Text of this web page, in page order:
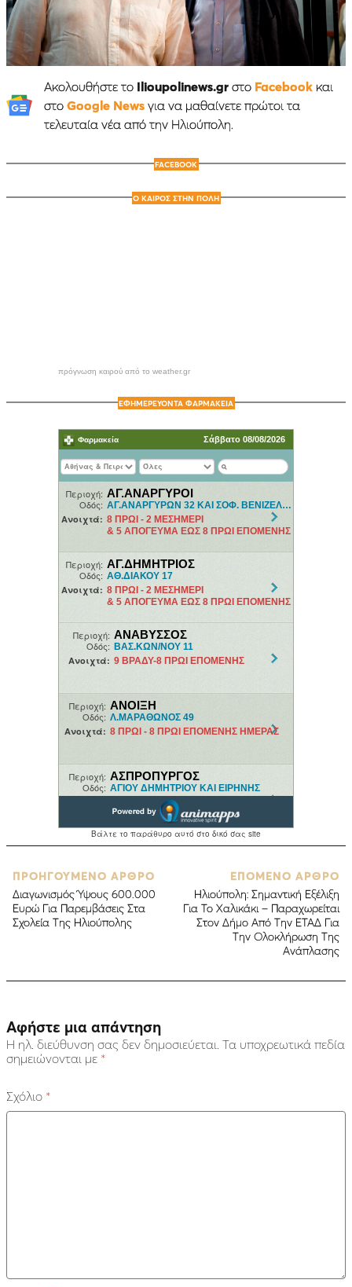
Ακολουθήστε το Ilioupolinews.grστο Facebookκαι
στο Google Newsγια να μαθαίνετε πρώτοι τα
τελευταία νέα από την Ηλιούπολη.
FACEBOOK
Ο ΚΑΙΡΟΣ ΣΤΗΝ ΠΟΛΗ
πρόγνωση καιρού από το weather.gr
ΕΦΗΜΕΡΕΥΟΝΤΑ ΦΑΡΜΑΚΕΙΑ
ΠΡΟΗΓΟΥΜΕΝΟ ΑΡΘΡΟ
Διαγωνισμός Ύψους 600.000
Ευρώ Για Παρεμβάσεις Στα
Σχολεία Της Ηλιούπολης
ΕΠΟΜΕΝΟ ΑΡΘΡΟ
Ηλιούπολη: Σημαντική Εξέλιξη
Για Το Χαλικάκι – Παραχωρείται
Στον Δήμο Από Την ΕΤΑΔ Για
Την Ολοκλήρωση Της
Ανάπλασης
Αφήστε μια απάντηση
Η ηλ. διεύθυνση σας δεν δημοσιεύεται. Τα υποχρεωτικά πεδία
σημειώνονται με *
Σχόλιο *